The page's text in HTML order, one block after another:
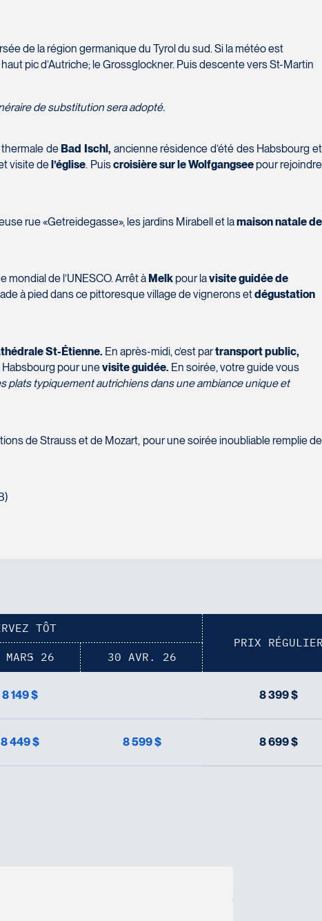
de la région germanique du Tyrol du sud. Si la météo est
pic d’Autriche; le Grossglockner. Puis descente vers St-Martin
de substitution sera adopté.
deBad Ischl, ancienne résidence d’été des Habsbourg et
visite del’église. Puiscroisière sur le Wolfgangsee pour rejoindre
rue «Getreidegasse», les jardins Mirabell et lamaison natale de
de l’UNESCO. Arrêt à Melkpour lavisite guidée de
à pied dans ce pittoresque village de vignerons etdégustation
St-Étienne. En après-midi, c’est partransport public,
Habsbourg pour unevisite guidée. En soirée, votre guide vous
plats typiquement autrichiens dans une ambiance unique et
de Strauss et de Mozart, pour une soirée inoubliable remplie de
TÔT
PRIX
MARS 26 30 AVR. 26
8 149 $ 8 399 $
8 449 $ 8 599 $ 8 699 $